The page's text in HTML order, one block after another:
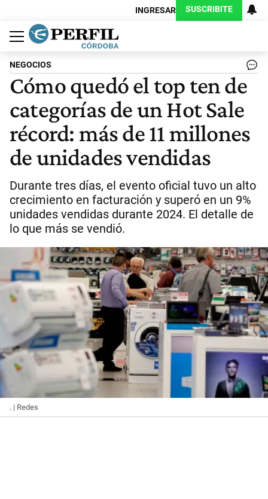
INGRESAR SUSCRIBITE
Política
Economía
Judiciales
Sociedad
Cultura
Espectáculos
Deportes
Protagonistas
NEGOCIOS
Cómo quedó el top ten de
categorías de un Hot Sale
récord: más de 11 millones
de unidades vendidas
Durante tres días, el evento oficial tuvo un alto
crecimiento en facturación y superó en un 9%
unidades vendidas durante 2024. El detalle de
lo que más se vendió.
. | Redes